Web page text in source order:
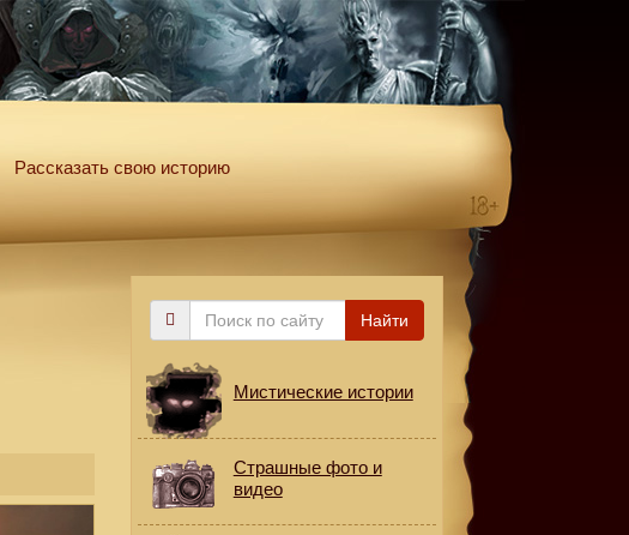
Рассказать свою историю
Поиск
Найти
Мистические истории
Страшные фото и
видео